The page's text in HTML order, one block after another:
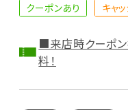
クーポンあり キャ
■来店時クーポン
料！